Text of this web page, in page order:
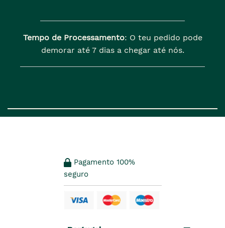
Tempo de Processamento: O teu pedido pode
demorar até 7 dias a chegar até nós.
Pagamento 100%
seguro